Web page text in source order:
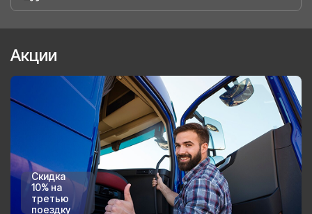
Акции
Скидка
10% на
третью
поездку